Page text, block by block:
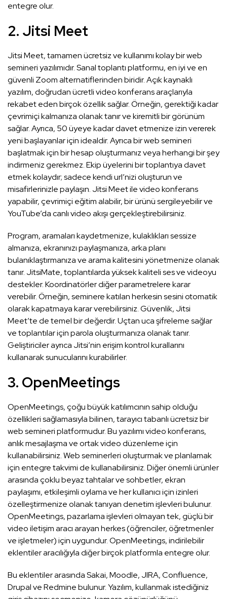
entegre olur.
2. Jitsi Meet
Jitsi Meet, tamamen ücretsiz ve kullanımı kolay bir web
semineri yazılımıdır. Sanal toplantı platformu, en iyi ve en
güvenli Zoom alternatiflerinden biridir. Açık kaynaklı
yazılım, doğrudan ücretli video konferans araçlarıyla
rekabet eden birçok özellik sağlar. Örneğin, gerektiği kadar
çevrimiçi kalmanıza olanak tanır ve kiremitli bir görünüm
sağlar. Ayrıca, 50 üyeye kadar davet etmenize izin vererek
yeni başlayanlar için idealdir. Ayrıca bir web semineri
başlatmak için bir hesap oluşturmanız veya herhangi bir şey
indirmeniz gerekmez. Ekip üyelerini bir toplantıya davet
etmek kolaydır; sadece kendi url’nizi oluşturun ve
misafirlerinizle paylaşın. Jitsi Meet ile video konferans
yapabilir, çevrimiçi eğitim alabilir, bir ürünü sergileyebilir ve
YouTube’da canlı video akışı gerçekleştirebilirsiniz.
Program, aramaları kaydetmenize, kulaklıkları sessize
almanıza, ekranınızı paylaşmanıza, arka planı
bulanıklaştırmanıza ve arama kalitesini yönetmenize olanak
tanır. JitsiMate, toplantılarda yüksek kaliteli ses ve videoyu
destekler. Koordinatörler diğer parametrelere karar
verebilir. Örneğin, seminere katılan herkesin sesini otomatik
olarak kapatmaya karar verebilirsiniz. Güvenlik, Jitsi
Meet’te de temel bir değerdir. Uçtan uca şifreleme sağlar
ve toplantılar için parola oluşturmanıza olanak tanır.
Geliştiriciler ayrıca Jitsi’nin erişim kontrol kurallarını
kullanarak sunucularını kurabilirler.
3. OpenMeetings
OpenMeetings, çoğu büyük katılımcının sahip olduğu
özellikleri sağlamasıyla bilinen, tarayıcı tabanlı ücretsiz bir
web semineri platformudur. Bu yazılımı video konferans,
anlık mesajlaşma ve ortak video düzenleme için
kullanabilirsiniz. Web seminerleri oluşturmak ve planlamak
için entegre takvimi de kullanabilirsiniz. Diğer önemli ürünler
arasında çoklu beyaz tahtalar ve sohbetler, ekran
paylaşımı, etkileşimli oylama ve her kullanıcı için izinleri
özelleştirmenize olanak tanıyan denetim işlevleri bulunur.
OpenMeetings, pazarlama işlevleri olmayan tek, güçlü bir
video iletişim aracı arayan herkes (öğrenciler, öğretmenler
ve işletmeler) için uygundur. OpenMeetings, indirilebilir
eklentiler aracılığıyla diğer birçok platformla entegre olur.
Bu eklentiler arasında Sakai, Moodle, JIRA, Confluence,
Drupal ve Redmine bulunur. Yazılım, kullanmak istediğiniz